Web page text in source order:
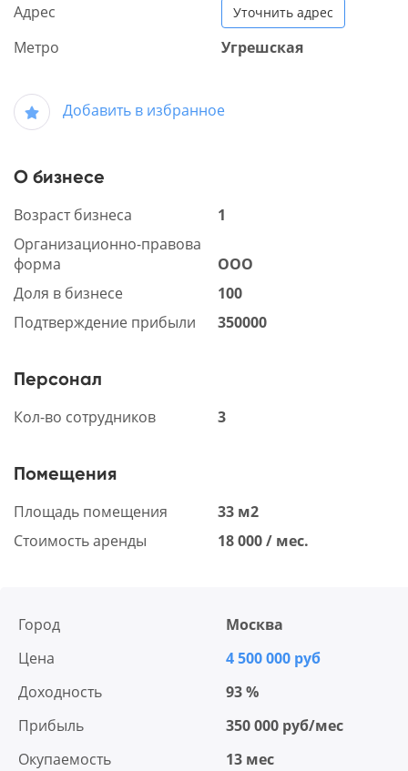
Адрес
Уточнить адрес
Метро Угрешская
Добавить в избранное
О бизнесе
Возраст бизнеса
1
Организационно-правова
форма
ООО
Доля в бизнесе
100
Подтверждение прибыли
350000
Персонал
Кол-во сотрудников 3
Помещения
Площадь помещения
33 м2
Стоимость аренды
18 000 / мес.
Город
Москва
Цена
4 500 000 руб
Доходность
93 %
Прибыль
350 000 руб/мес
Окупаемость
13 мес